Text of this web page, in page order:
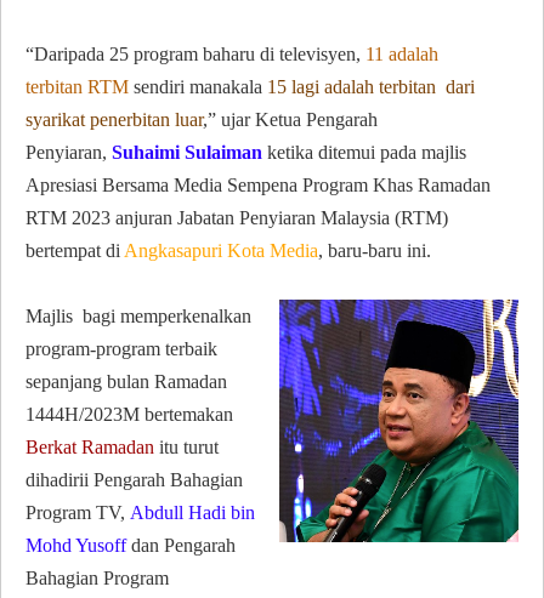
“Daripada 25 program baharu di televisyen, 11 adalah
terbitan RTM sendiri manakala 15 lagi adalah terbitan dari
syarikat penerbitan luar,” ujar Ketua Pengarah
Penyiaran, Suhaimi Sulaiman ketika ditemui pada majlis
Apresiasi Bersama Media Sempena Program Khas Ramadan
RTM 2023 anjuran Jabatan Penyiaran Malaysia (RTM)
bertempat di Angkasapuri Kota Media, baru-baru ini.
Majlis bagi memperkenalkan
program-program terbaik
sepanjang bulan Ramadan
1444H/2023M bertemakan
Berkat Ramadan itu turut
dihadirii Pengarah Bahagian
Program TV, Abdull Hadi bin
Mohd Yusoff dan Pengarah
Bahagian Program